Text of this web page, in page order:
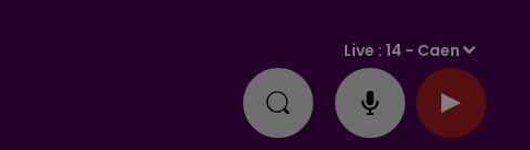
Live :14 - Caen